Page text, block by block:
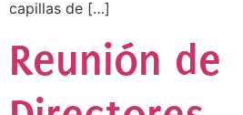
capillas de […]
Reunión de